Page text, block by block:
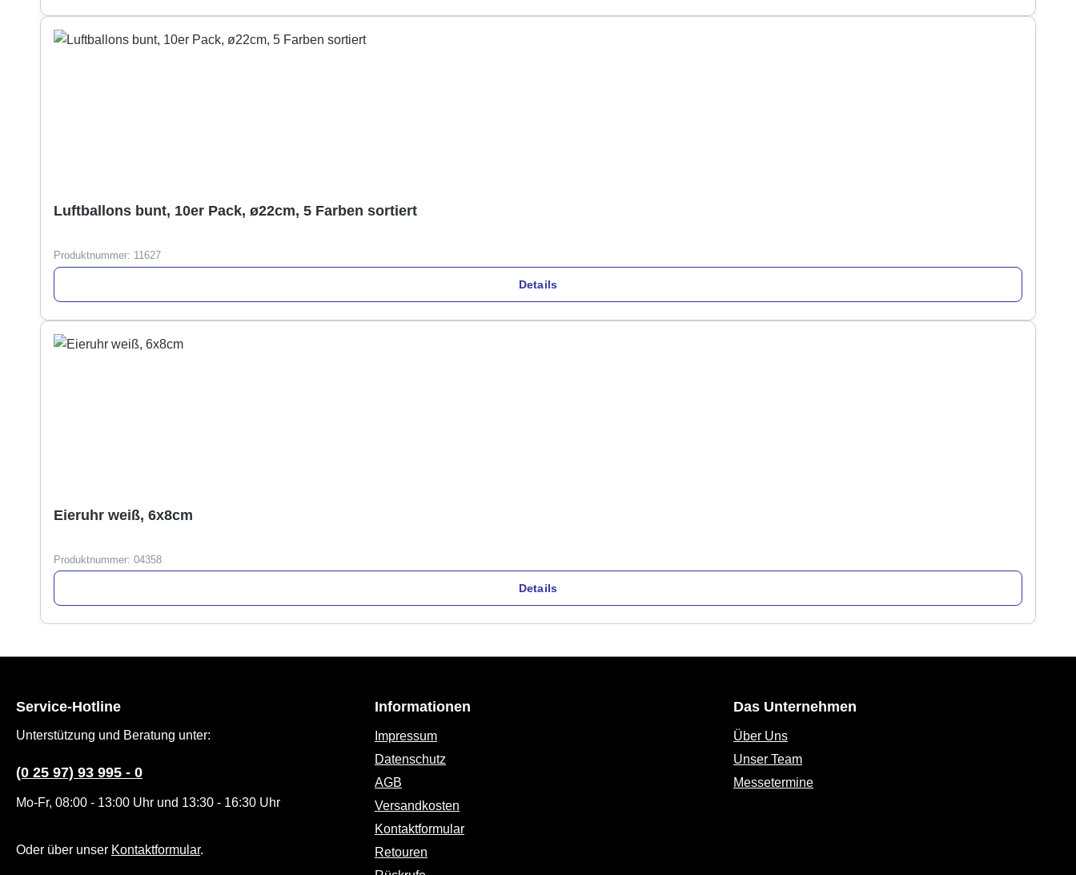
Luftballons bunt, 10er Pack, ø22cm, 5 Farben sortiert
Produktnummer: 11627
Details
Eieruhr weiß, 6x8cm
Produktnummer: 04358
Details
Service-Hotline
Unterstützung und Beratung unter:
(0 25 97) 93 995 - 0
Mo-Fr, 08:00 - 13:00 Uhr und 13:30 - 16:30 Uhr
Oder über unser Kontaktformular.
Informationen
Impressum
Datenschutz
AGB
Versandkosten
Kontaktformular
Retouren
Das Unternehmen
Über Uns
Unser Team
Messetermine